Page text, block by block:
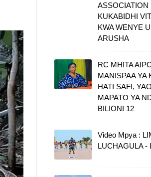
ASSOCIATION
KUKABIDHI
KWA WENYE
ARUSHA
RC MHITA
MANISPAA YA
HATI SAFI,
MAPATO YA
BILIONI 12
Video Mpya :
LUCHAGULA -